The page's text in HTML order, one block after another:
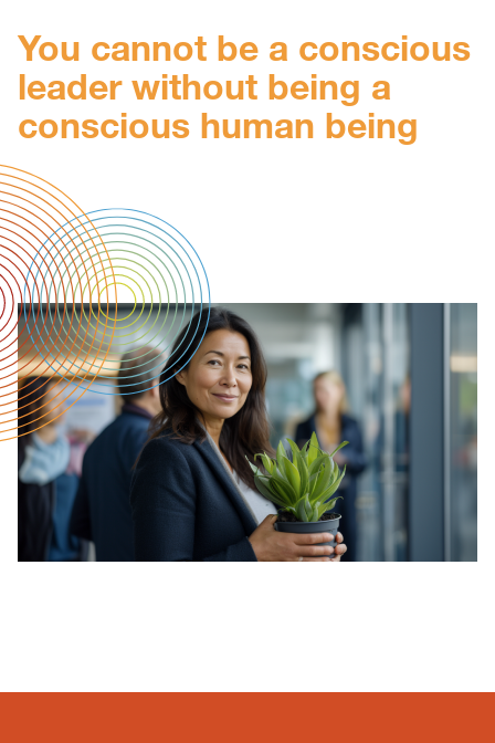
You cannot be a conscious
leader without being a
conscious human being